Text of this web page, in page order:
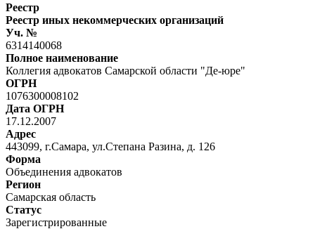
Реестр
Реестр иных некоммерческих организаций
Уч. №
6314140068
Полное наименование
Коллегия адвокатов Самарской области "Де-юре"
ОГРН
1076300008102
Дата ОГРН
17.12.2007
Адрес
443099, г.Самара, ул.Степана Разина, д. 126
Форма
Объединения адвокатов
Регион
Самарская область
Статус
Зарегистрированные